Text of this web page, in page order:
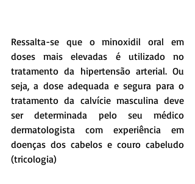
Ressalta-se que o minoxidil oral em
doses mais elevadas é utilizado no
tratamento da hipertensão arterial. Ou
seja, a dose adequada e segura para o
tratamento da calvície masculina deve
ser determinada pelo seu médico
dermatologista com experiência em
doenças dos cabelos e couro cabeludo
(tricologia)